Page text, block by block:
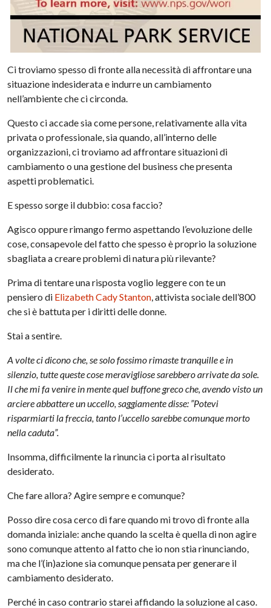
Ci troviamo spesso di fronte alla necessità di affrontare una
situazione indesiderata e indurre un cambiamento
nell’ambiente che ci circonda.
Questo ci accade sia come persone, relativamente alla vita
privata o professionale, sia quando, all’interno delle
organizzazioni, ci troviamo ad affrontare situazioni di
cambiamento o una gestione del business che presenta
aspetti problematici.
E spesso sorge il dubbio: cosa faccio?
Agisco oppure rimango fermo aspettando l’evoluzione delle
cose, consapevole del fatto che spesso è proprio la soluzione
sbagliata a creare problemi di natura più rilevante?
Prima di tentare una risposta voglio leggere con te un
pensiero di Elizabeth Cady Stanton, attivista sociale dell’800
che si è battuta per i diritti delle donne.
Stai a sentire.
A volte ci dicono che, se solo fossimo rimaste tranquille e in
silenzio, tutte queste cose meravigliose sarebbero arrivate da sole.
Il che mi fa venire in mente quel buffone greco che, avendo visto un
arciere abbattere un uccello, saggiamente disse: ”Potevi
risparmiarti la freccia, tanto l’uccello sarebbe comunque morto
nella caduta”.
Insomma, difficilmente la rinuncia ci porta al risultato
desiderato.
Che fare allora? Agire sempre e comunque?
Posso dire cosa cerco di fare quando mi trovo di fronte alla
domanda iniziale: anche quando la scelta è quella di non agire
sono comunque attento al fatto che io non stia rinunciando,
ma che l’(in)azione sia comunque pensata per generare il
cambiamento desiderato.
Perché in caso contrario starei affidando la soluzione al caso.